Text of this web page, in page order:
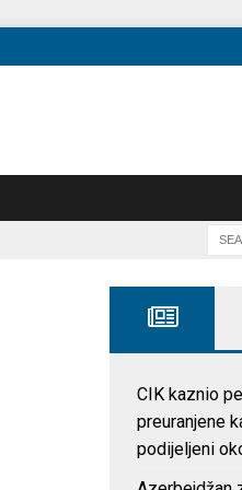
CIK kaznio
preuranjene
podijeljeni